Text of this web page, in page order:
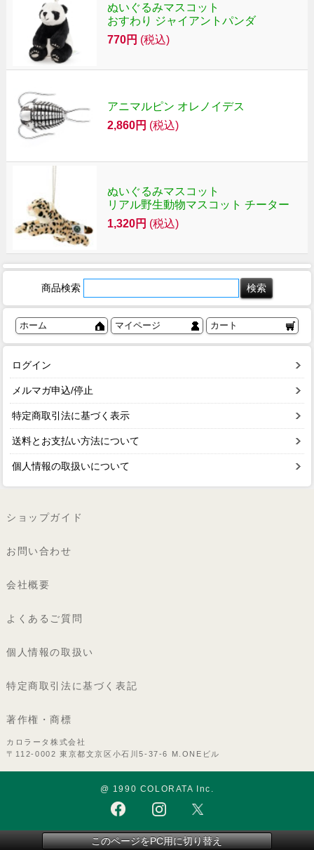
ぬいぐるみマスコット
おすわり ジャイアントパンダ
770円 (税込)
アニマルピン オレノイデス
2,860円 (税込)
ぬいぐるみマスコット
リアル野生動物マスコット チーター
1,320円 (税込)
商品検索
ホーム マイページ カート
ログイン
メルマガ申込/停止
特定商取引法に基づく表示
送料とお支払い方法について
個人情報の取扱いについて
ショップガイド
お問い合わせ
会社概要
よくあるご質問
個人情報の取扱い
特定商取引法に基づく表記
著作権・商標
カロラータ株式会社
〒112-0002 東京都文京区小石川5-37-6 M.ONEビル
@ 1990 COLORATA Inc.
このページをPC用に切り替え